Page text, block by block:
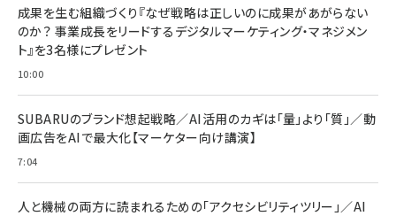
￥1,100
anan(アンアン)2026/07/08号 No.2502[2026
￥880
ママ投資家が育休中に１億貯めた株式投資
組織の成果を最大化する ルールのデザイン
すい ガイド枠付き いPhone17 (6.3インチ) 対応
2枚セット DSP25F1698
￥1,599
￥6,980
全ワイヤレスイヤホン/アクティブノイズキャンセリ
技術基準適合】ブラック
￥5,000
Anker PowerLine III Flow USB-C & USB-C
Pro/Air 各種対応 (1.8m ミッドナイトブラック)
￥1,890
成果を生む組織づくり『なぜ戦略は正しいのに成果があがらない
のか？ 事業成長をリードするデジタルマーケティング・マネジメン
ト』を3名様にプレゼント
10:00
SUBARUのブランド想起戦略／AI活用のカギは「量」より「質」／動
画広告をAIで最大化【マーケター向け講演】
7:04
人と機械の両方に読まれるための「アクセシビリティツリー」／AI